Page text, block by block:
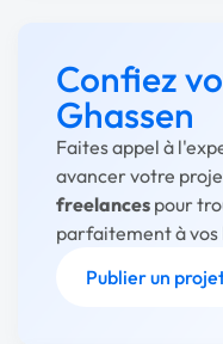
Confiez
Ghassen
Faites appel à
avancer votre
freelances pour
parfaitement à vos
Publier un